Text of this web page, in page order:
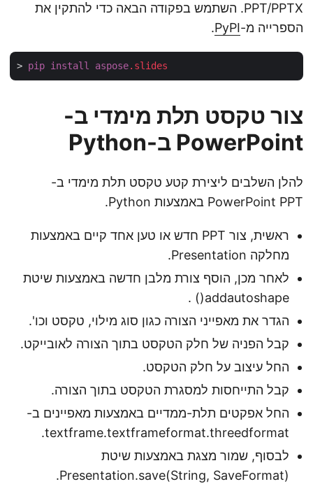
PPT/PPTX. השתמש בפקודה הבאה כדי להתקין את
הספרייה מ-PyPI
.
> pip install aspose.slides
צור טקסט תלת מימדי ב-
PowerPoint ב-Python
להלן השלבים ליצירת קטע טקסט תלת מימדי ב-
PowerPoint PPT באמצעות Python.
ראשית, צור PPT חדש או טען אחד קיים באמצעות
מחלקה Presentation.
לאחר מכן, הוסף צורת מלבן חדשה באמצעות שיטת
addautoshape() .
הגדר את מאפייני הצורה כגון סוג מילוי, טקסט וכו'.
קבל הפניה של חלק הטקסט בתוך הצורה לאובייקט.
החל עיצוב על חלק הטקסט.
קבל התייחסות למסגרת הטקסט בתוך הצורה.
החל אפקטים תלת-ממדיים באמצעות מאפיינים ב-
textframe.textframeformat.threedformat.
לבסוף, שמור מצגת באמצעות שיטת
Presentation.save(String, SaveFormat).